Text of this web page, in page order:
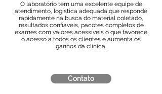
O laboratório tem uma excelente equipe de
atendimento, logística adequada que responde
rapidamente na busca do material coletado,
resultados confiáveis, pacotes completos de
exames com valores acessíveis o que favorece
o acesso a todos os clientes e aumenta os
ganhos da clínica.
Contato